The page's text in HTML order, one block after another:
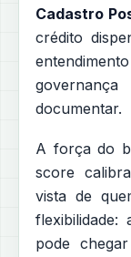
Cadastro
crédito
governança
documentar.
A força do
score
vista de
pode